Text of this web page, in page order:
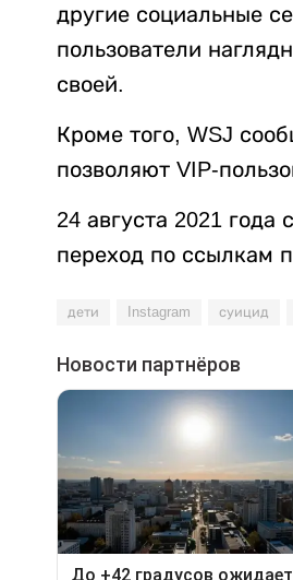
другие социальные
пользователи
своей.
Кроме того, WSJ
позволяют VIP-
24 августа 2021
переход по ссылкам
дети Instagram суицид